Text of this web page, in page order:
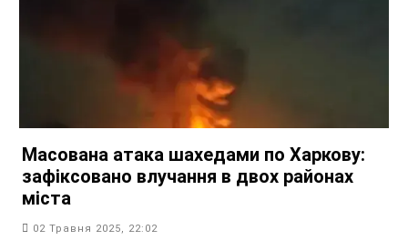
Масована атака шахедами по Харкову:
зафіксовано влучання в двох районах
міста
02 Травня 2025, 22:02